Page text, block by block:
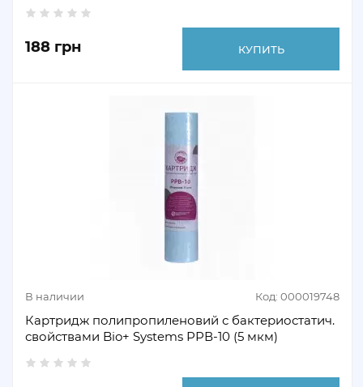
188 грн КУПИТЬ
В наличии Код: 000019748
Картридж полипропиленовий с бактериостатич.
свойствами Bio+ Systems РРВ-10 (5 мкм)